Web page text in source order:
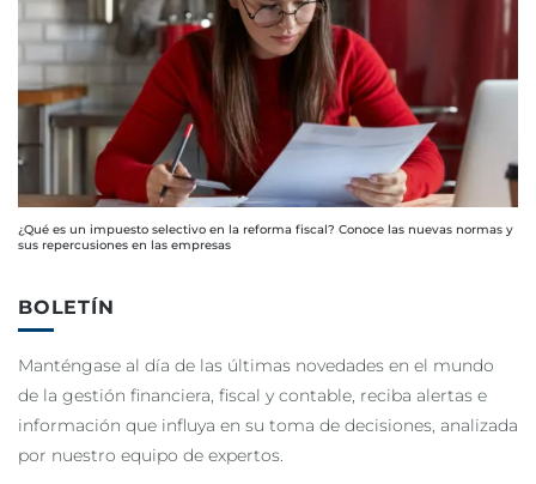
¿Qué es un impuesto selectivo en la reforma fiscal? Conoce las nuevas normas y
sus repercusiones en las empresas
BOLETÍN
Manténgase al día de las últimas novedades en el mundo
de la gestión financiera, fiscal y contable, reciba alertas e
información que influya en su toma de decisiones, analizada
por nuestro equipo de expertos.